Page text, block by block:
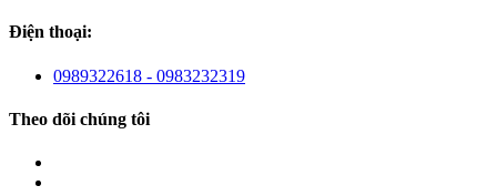
Điện thoại:
0989322618 - 0983232319
Theo dõi chúng tôi